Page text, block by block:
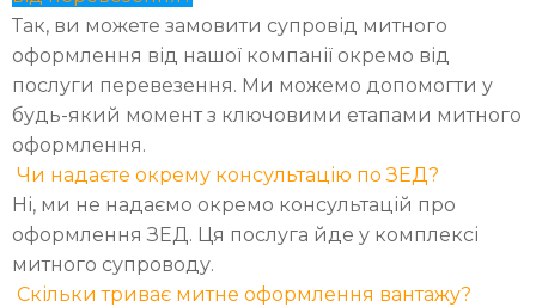
Так, ви можете замовити супровід митного
оформлення від нашої компанії окремо від
послуги перевезення. Ми можемо допомогти у
будь-який момент з ключовими етапами митного
оформлення.
Чи надаєте окрему консультацію по ЗЕД?
Ні, ми не надаємо окремо консультацій про
оформлення ЗЕД. Ця послуга йде у комплексі
митного супроводу.
Скільки триває митне оформлення вантажу?